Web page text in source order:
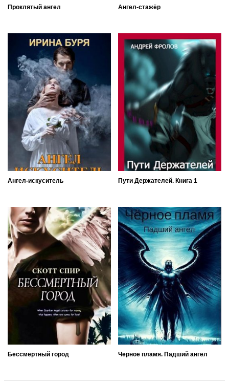
Проклятый ангел Ангел-стажёр
Ангел-искуситель Пути Держателей. Книга 1
Бессмертный город Черное пламя. Падший ангел